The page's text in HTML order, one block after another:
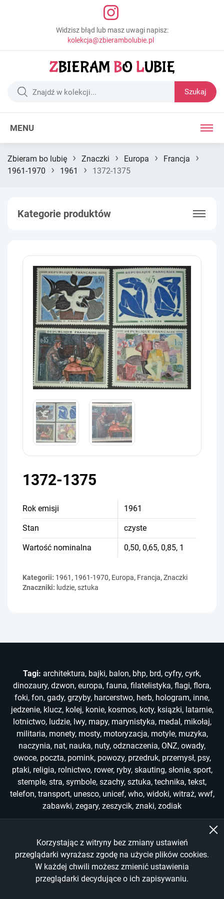
Korzystając z witryny bez zmiany ustawień
przeglądarki wyrażasz zgodę na użycie plików cookies.
W każdej chwili możesz zmienić ustawienia
przeglądarki decydujące o ich zapisywaniu.
Widzisz błąd lub masz uwagi napisz:
kolekcja@zbierambolubie.pl
Szukaj
MENU
Zbieram bo lubię › Znaczki › Europa › Francja ›
1961-1970 › 1961 › 1372-1375
Kategorie produktów
1372-1375
Rok emisji 1961
Stan czyste
Wartość nominalna 0,50, 0,65, 0,85, 1
Kategorii: 1961 , 1961-1970, Europa, Francja,Znaczki
Znaczniki: ludzie,sztuka
Tagi: architektura, bajki, balon, bhp, brd, cyfry, cyrk,
dinozaury, dzwon, europa, fauna, filatelistyka, flagi, flora,
foki, fon, gady, grzyby, harcerstwo, herb, hologram, inne,
jedzenie, klucz, kolej, konie, kosmos, koty, ksiązki, latarnie,
lotnictwo, ludzie, lwy, mapy, marynistyka, medal, mikołaj,
militaria, monety, mosty, motoryzacja, motyle, muzyka,
naczynia, nat, nauka, nuty, odznaczenia, ONZ, owady,
owoce, poczta, pomink, powozy, przedruk, przemysł, psy,
ptaki, religia, rolnictwo, rower, ryby, skauting, słonie, sport,
stemple, stra, symbole, szachy, sztuka, technika, tekst,
telefon, transport, unesco, unicef, who, widoki, witraż, wwf,
zabawki, zegary, zeszycik, znaki, zodiak
Copyright © 2022-2026
All Rights Reserved
Made byWankom